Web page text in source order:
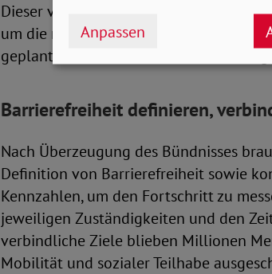
Dieser veranschlagt notwendige
um die notwendige Barrierefreiheit
geplanten Ausbau- und
Barrierefreiheit definieren,
Nach Überzeugung des Bündnisses
Definition von Barrierefreiheit sowie
Kennzahlen, um den Fortschritt zu
jeweiligen Zuständigkeiten und den
verbindliche Ziele blieben Millionen
Mobilität und sozialer Teilhabe
Anpassen